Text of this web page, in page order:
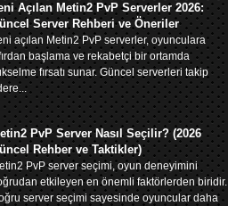
Açılan Metin2 PvP Serverler 2026:
Server Rehberi ve Öneriler
açılan Metin2 PvP serverler, oyunculara
başlama ve rekabetçi bir ortamda
fırsatı sunar. Güncel serverleri takip
PvP Server Nasıl Seçilir? (2026
Rehber ve Taktikler)
PvP server seçimi, oyun deneyimini
etkileyen en önemli faktörlerden biridir.
server seçimi sayesinde oyuncular daha